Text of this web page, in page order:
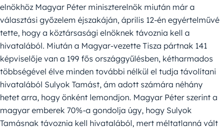
elnökhöz Magyar Péter miniszterelnök miután már a
választási győzelem éjszakáján, április 12-én egyértelművé
tette, hogy a köztársasági elnöknek távoznia kell a
hivatalából. Miután a Magyar-vezette Tisza pártnak 141
képviselője van a 199 fős országgyűlésben, kétharmados
többségével élve minden további nélkül el tudja távolítani
hivatalából Sulyok Tamást, ám adott számára néhány
hetet arra, hogy önként lemondjon. Magyar Péter szerint a
magyar emberek 70%-a gondolja úgy, hogy Sulyok
Tamásnak távoznia kell hivatalából, mert méltatlanná vált